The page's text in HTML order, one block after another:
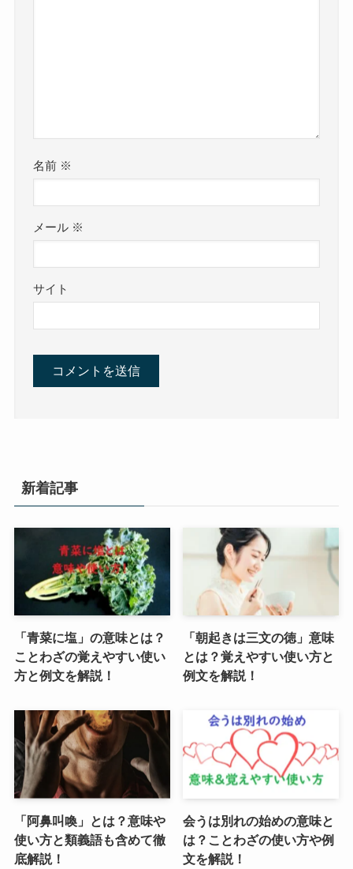
名前 ※
メール ※
サイト
新着記事
「青菜に塩」の意味とは？
ことわざの覚えやすい使い
方と例文を解説！
「朝起きは三文の徳」意味
とは？覚えやすい使い方と
例文を解説！
「阿鼻叫喚」とは？意味や
使い方と類義語も含めて徹
底解説！
会うは別れの始めの意味と
は？ことわざの使い方や例
文を解説！